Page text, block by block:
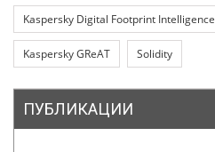
Kaspersky Digital Footprint Intelligence
Kaspersky GReAT Solidity
ПУБЛИКАЦИИ